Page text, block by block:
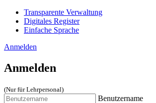
Transparente Verwaltung
Digitales Register
Einfache Sprache
Anmelden
Anmelden
(Nur für Lehrpersonal)
Benutzername